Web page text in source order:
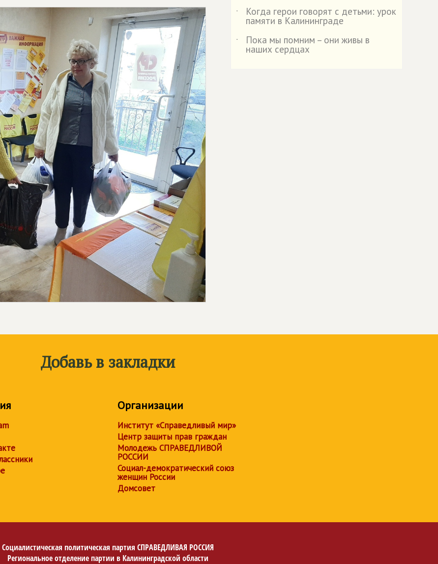
˙
Когда герои говорят с детьми: урок
памяти в Калининграде
˙
Пока мы помним – они живы в
наших сердцах
Добавь в закладки
Организации
Институт «Справедливый мир»
Центр защиты прав граждан
Молодежь СПРАВЕДЛИВОЙ
РОССИИ
Социал-демократический союз
женщин России
Домсовет
Социалистическая политическая партия СПРАВЕДЛИВАЯ РОССИЯ
Региональное отделение партии в Калининградской области